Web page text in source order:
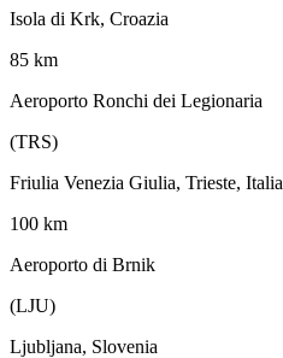
Isola di Krk, Croazia
85 km
Aeroporto Ronchi dei Legionaria
(TRS)
Friulia Venezia Giulia, Trieste, Italia
100 km
Aeroporto di Brnik
(LJU)
Ljubljana, Slovenia